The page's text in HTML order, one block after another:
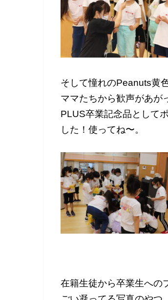
そして憧れのPeanuts黄
ママたちから歓声があが
PLUS卒業記念品として
した！使ってね〜。
在籍生徒から卒業生への